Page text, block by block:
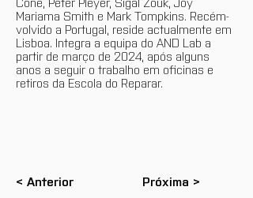
Mariama Smith e Mark Tompkins. Recém-
volvido a Portugal, reside actualmente em
Lisboa. Integra a equipa do AND Lab a
partir de março de 2024, após alguns
anos a seguir o trabalho em oficinas e
retiros da Escola do Reparar.
< Anterior Próxima >